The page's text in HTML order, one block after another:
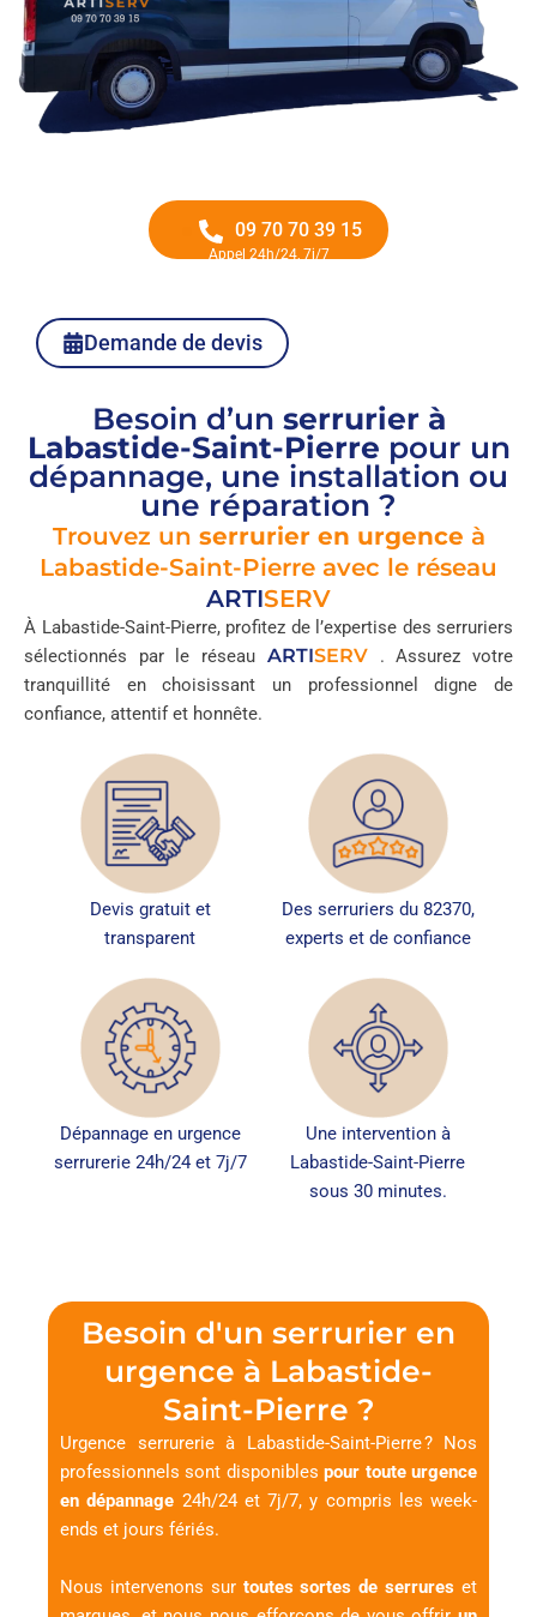
09 70 70 39 15
Appel 24h/24, 7j/7
Demande de devis
Besoin d’un serrurier à
Labastide-Saint-Pierre pour un
dépannage, une installation ou
une réparation ?
Trouvez un serrurier en urgence à
Labastide-Saint-Pierre avec le réseau
ARTISERV
À Labastide-Saint-Pierre, profitez de l’expertise des serruriers
sélectionnés par le réseau ARTISERV
. Assurez votre
tranquillité en choisissant un professionnel digne de
confiance, attentif et honnête.
Devis gratuit et
transparent
Des serruriers du 82370,
experts et de confiance
Dépannage en urgence
serrurerie 24h/24 et 7j/7
Une intervention à
Labastide-Saint-Pierre
sous 30 minutes.
Besoin d'un serrurier en
urgence à Labastide-
Saint-Pierre ?
Urgence serrurerie à Labastide-Saint-Pierre ? Nos
professionnels sont disponiblespour toute urgence
en dépannage 24h/24 et 7j/7, y compris les week-
ends et jours fériés.
Nous intervenons sur toutes sortes de serrures et